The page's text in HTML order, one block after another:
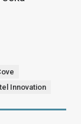
Innovation